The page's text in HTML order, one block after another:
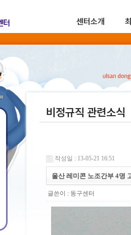
센터소개
비정규직 관련소식
작성일 : 13-05-21 16:51
울산 레미콘 노조간부 4명
글쓴이 : 동구센터